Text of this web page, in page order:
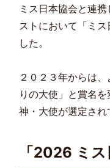
ミス日本協会と連
ストにおいて「ミ
した。
２０２３年からは
りの大使」と賞名
神・大使が選定され
「2026 ミ